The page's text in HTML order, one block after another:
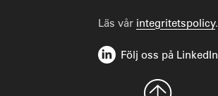
Läs vår integritetspolicy.
Följ oss på LinkedIn